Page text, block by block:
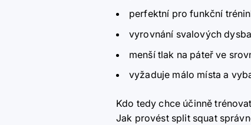
perfektní pro funkční
vyrovnání svalových
menší tlak na páteř ve
vyžaduje málo místa a
Kdo tedy chce účinně
Jak provést split squat